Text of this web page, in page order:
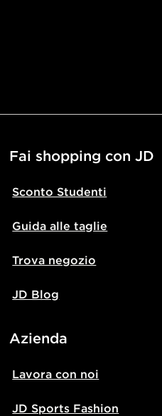
Fai shopping con JD
Sconto Studenti
Guida alle taglie
Trova negozio
JD Blog
Azienda
Lavora con noi
JD Sports Fashion